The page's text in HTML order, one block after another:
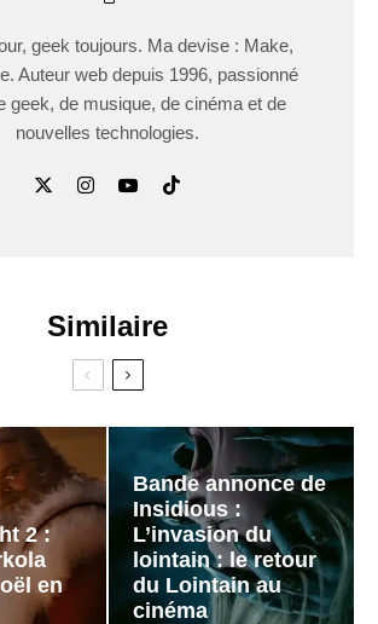
geek toujours. Ma devise : Make,
Auteur web depuis 1996, passionné
geek, de musique, de cinéma et de
nouvelles technologies.
Similaire
2 :
en
Bande annonce de
Insidious :
L’invasion du
lointain : le retour
du Lointain au
cinéma